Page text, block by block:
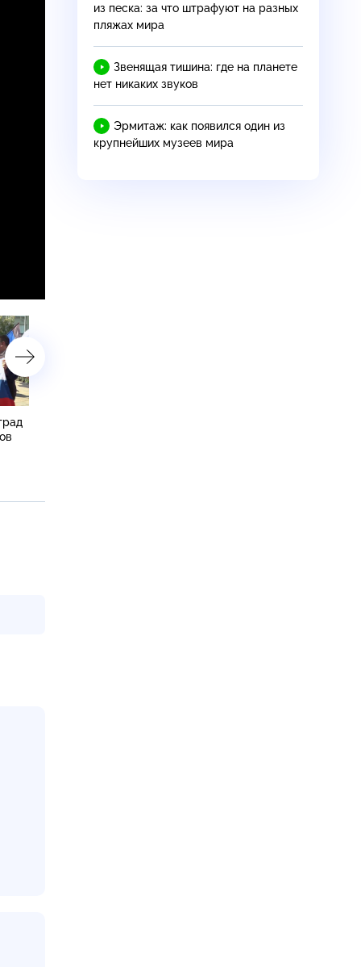
из песка: за что штрафуют на разных
пляжах мира
Звенящая тишина: где на планете
нет никаких звуков
Эрмитаж: как появился один из
крупнейших музеев мира